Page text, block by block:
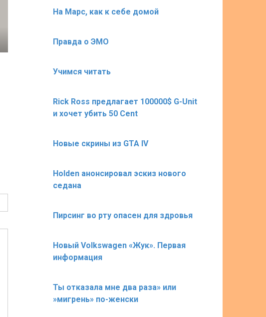
На Марс, как к себе домой
Правда о ЭМО
Учимся читать
Rick Ross предлагает 100000$ G-Unit
и хочет убить 50 Cent
Новые скрины из GTA IV
Holden анонсировал эскиз нового
седана
Пирсинг во рту опасен для здровья
Новый Volkswagen «Жук». Первая
информация
Ты отказала мне два раза» или
»мигрень» по-женски